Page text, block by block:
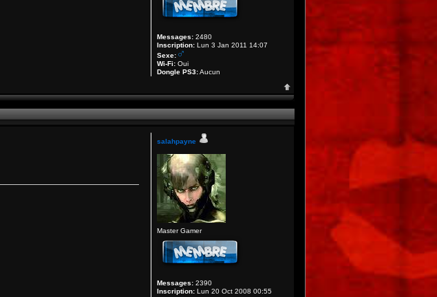
Messages: 2480
Inscription: Lun 3 Jan 2011 14:07
Sexe:
Wi-Fi: Oui
Dongle PS3:Aucun
salahpayne
Master Gamer
Messages: 2390
Inscription: Lun 20 Oct 2008 00:55